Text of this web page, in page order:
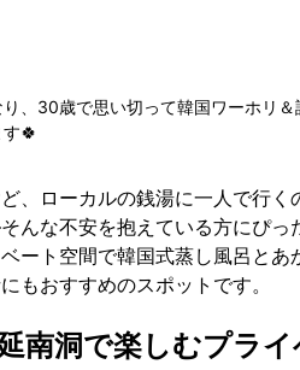
、30歳で思い切って韓国ワーホリ
🍀
、ローカルの銭湯に一人で行
な不安を抱えている方にぴっ
ート空間で韓国式蒸し風呂とあ
もおすすめのスポットです。
南洞で楽しむプラ